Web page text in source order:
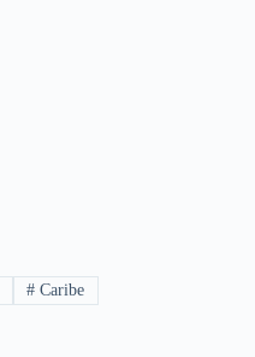
# Caribe